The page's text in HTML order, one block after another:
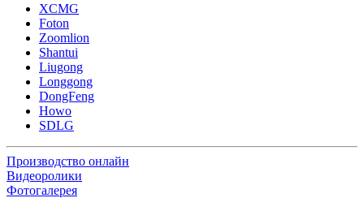
XCMG
Foton
Zoomlion
Shantui
Liugong
Longgong
DongFeng
Howo
SDLG
Производство онлайн
Видеоролики
Фотогалерея